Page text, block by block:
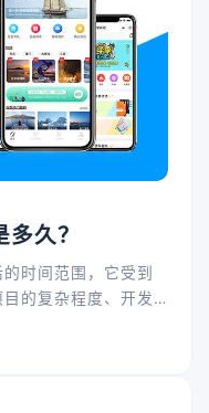
久？
时间范围，它受到
的复杂程度、开发
般性概述：